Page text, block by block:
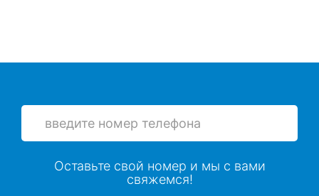
Оставьте свой номер и мы с вами
свяжемся!